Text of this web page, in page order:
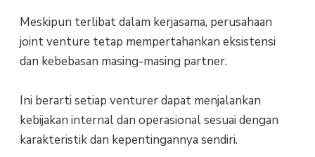
Meskipun terlibat dalam kerjasama, perusahaan
joint venture tetap mempertahankan eksistensi
dan kebebasan masing-masing partner.
Ini berarti setiap venturer dapat menjalankan
kebijakan internal dan operasional sesuai dengan
karakteristik dan kepentingannya sendiri.